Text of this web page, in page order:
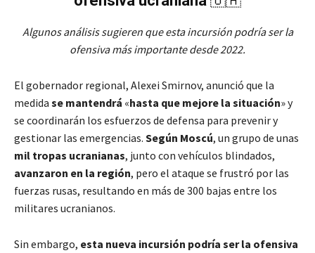
Algunos análisis sugieren que esta incursión podría ser la
ofensiva más importante desde 2022.
El gobernador regional, Alexei Smirnov, anunció que la
medida se mantendrá «hasta que mejore la situación» y
se coordinarán los esfuerzos de defensa para prevenir y
gestionar las emergencias. Según Moscú, un grupo de unas
mil tropas ucranianas, junto con vehículos blindados,
avanzaron en la región, pero el ataque se frustró por las
fuerzas rusas, resultando en más de 300 bajas entre los
militares ucranianos.
Sin embargo, esta nueva incursión podría ser la ofensiva